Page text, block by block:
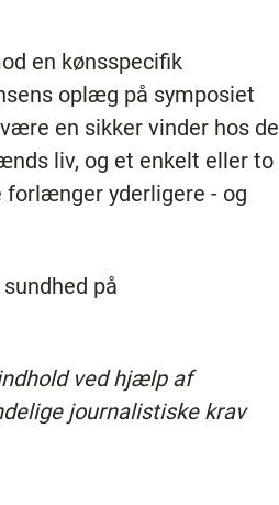
en kønsspecifik
oplæg på symposiet
en sikker vinder hos de
liv, og et enkelt eller to
forlænger yderligere - og
på
ved hjælp af
journalistiske krav